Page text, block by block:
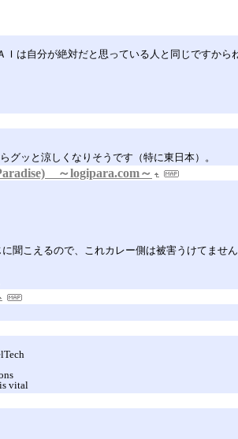
は自分が絶対だと思っている人と同じですから
ッと涼しくなりそうです（特に東日本）。
～logipara.com～
聞こえるので、これカレー側は被害うけてませ
vital